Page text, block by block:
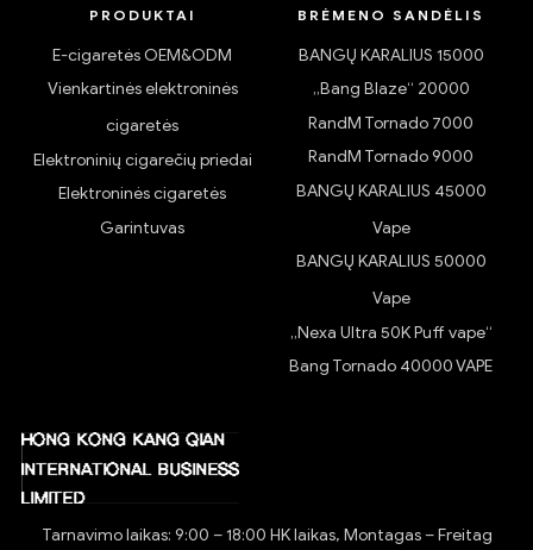
PRODUKTAI
E-cigaretės OEM&ODM
Vienkartinės elektroninės
cigaretės
Elektroninių cigarečių priedai
Elektroninės cigaretės
Garintuvas
BRĖMENO SANDĖLIS
BANGŲ KARALIUS 15000
„Bang Blaze“ 20000
RandM Tornado 7000
RandM Tornado 9000
BANGŲ KARALIUS 45000
Vape
BANGŲ KARALIUS 50000
Vape
„Nexa Ultra 50K Puff vape“
Bang Tornado 40000 VAPE
Tarnavimo laikas: 9:00 – 18:00 HK laikas, Montagas – Freitag